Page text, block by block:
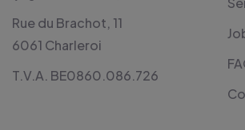
Rue du Brachot, 11
6061 Charleroi
T.V.A. BE0860.086.726